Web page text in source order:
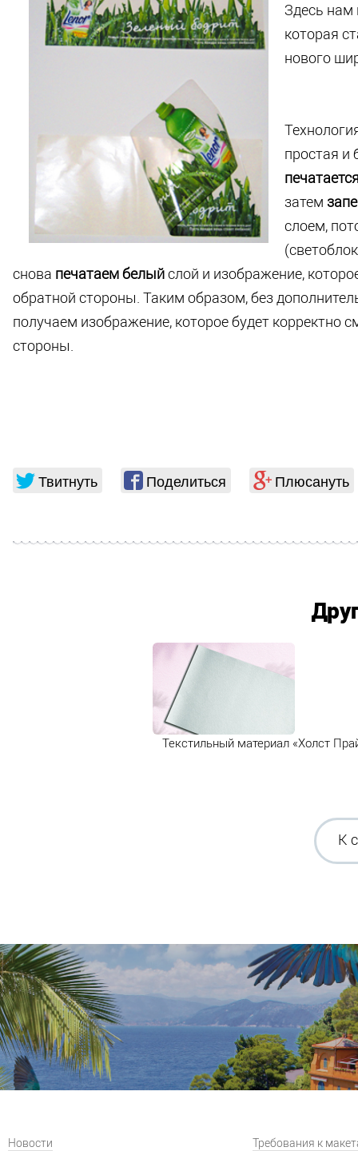
Здесь нам
которая
нового
простая и
затем
слоем,
снова печатаем белыйслой и изображение,
обратной стороны. Таким образом, без
получаем изображение, которое будет корректно
стороны.
Твитнуть Поделиться Плюсануть
Текстильный материал «Холст
К
Новости
Требования к